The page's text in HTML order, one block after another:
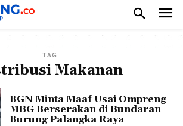
TAG
Makanan
BGN Minta Maaf Usai Ompreng
MBG Berserakan di Bundaran
Burung Palangka Raya